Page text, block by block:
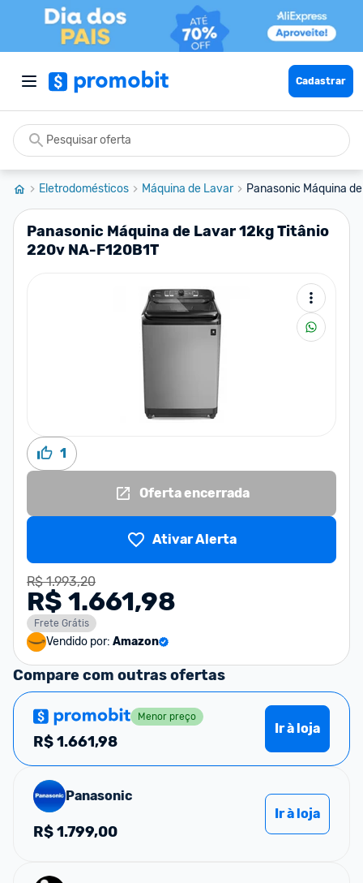
Cadastrar
Eletrodomésticos Máquina de Lavar Panasonic Máquina
Panasonic Máquina de Lavar 12kg Titânio
220v NA-F120B1T
1
Oferta encerrada
Ativar Alerta
R$ 1.993,20
R$ 1.661,98
Frete Grátis
Vendido por: Amazon
Compare com outras ofertas
Menor preço
R$1.661,98
Ir à loja
Panasonic
R$1.799,00
Ir à loja